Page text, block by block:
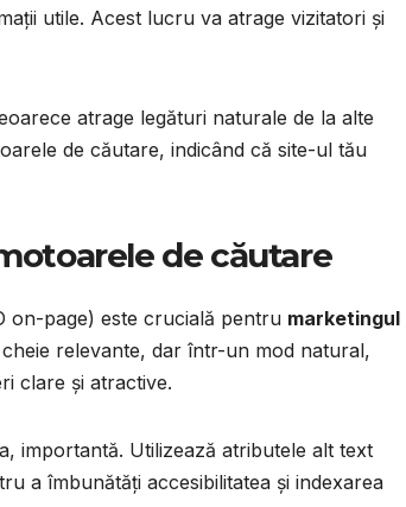
utile. Acest lucru va atrage vizitatori și
atrage legături naturale de la alte
de căutare, indicând că site-ul tău
de căutare
on-page) este crucială pentru marketingul
relevante, dar într-un mod natural,
clare și atractive.
importantă. Utilizează atributele alt text
a îmbunătăți accesibilitatea și indexarea